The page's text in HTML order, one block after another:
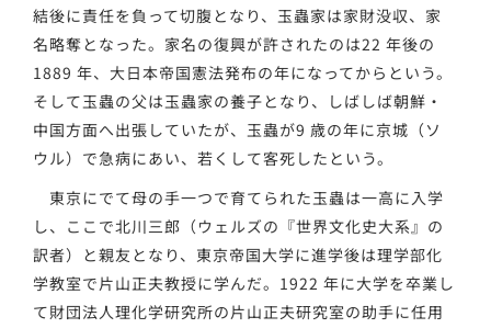
結後に責任を負って切腹となり、玉蟲家は家財没収、家
名略奪となった。家名の復興が許されたのは22 年後の
1889 年、大日本帝国憲法発布の年になってからという。
そして玉蟲の父は玉蟲家の養子となり、しばしば朝鮮・
中国方面へ出張していたが、玉蟲が9 歳の年に京城（ソ
ウル）で急病にあい、若くして客死したという。
東京にでて母の手一つで育てられた玉蟲は一高に入学
し、ここで北川三郎（ウェルズの『世界文化史大系』の
訳者）と親友となり、東京帝国大学に進学後は理学部化
学教室で片山正夫教授に学んだ。1922 年に大学を卒業し
て財団法人理化学研究所の片山正夫研究室の助手に任用